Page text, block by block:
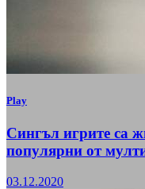
Play
Сингъл игрите са
популярни от
03.12.2020